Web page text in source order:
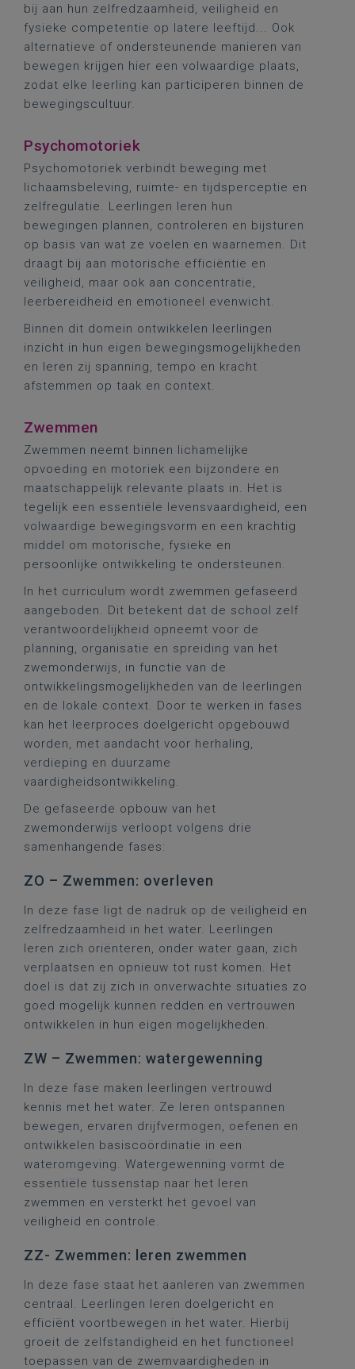
bij aan hun zelfredzaamheid, veiligheid en
fysieke competentie op latere leeftijd... Ook
alternatieve of ondersteunende manieren van
bewegen krijgen hier een volwaardige plaats,
zodat elke leerling kan participeren binnen de
bewegingscultuur.
Psychomotoriek
Psychomotoriek verbindt beweging met
lichaamsbeleving, ruimte- en tijdsperceptie en
zelfregulatie. Leerlingen leren hun
bewegingen plannen, controleren en bijsturen
op basis van wat ze voelen en waarnemen. Dit
draagt bij aan motorische efficiëntie en
veiligheid, maar ook aan concentratie,
leerbereidheid en emotioneel evenwicht.
Binnen dit domein ontwikkelen leerlingen
inzicht in hun eigen bewegingsmogelijkheden
en leren zij spanning, tempo en kracht
afstemmen op taak en context.
Zwemmen
Zwemmen neemt binnen lichamelijke
opvoeding en motoriek een bijzondere en
maatschappelijk relevante plaats in. Het is
tegelijk een essentiële levensvaardigheid, een
volwaardige bewegingsvorm en een krachtig
middel om motorische, fysieke en
persoonlijke ontwikkeling te ondersteunen.
In het curriculum wordt zwemmen gefaseerd
aangeboden. Dit betekent dat de school zelf
verantwoordelijkheid opneemt voor de
planning, organisatie en spreiding van het
zwemonderwijs, in functie van de
ontwikkelingsmogelijkheden van de leerlingen
en de lokale context. Door te werken in fases
kan het leerproces doelgericht opgebouwd
worden, met aandacht voor herhaling,
verdieping en duurzame
vaardigheidsontwikkeling.
De gefaseerde opbouw van het
zwemonderwijs verloopt volgens drie
samenhangende fases:
ZO – Zwemmen: overleven
In deze fase ligt de nadruk op de veiligheid en
zelfredzaamheid in het water. Leerlingen
leren zich oriënteren, onder water gaan, zich
verplaatsen en opnieuw tot rust komen. Het
doel is dat zij zich in onverwachte situaties zo
goed mogelijk kunnen redden en vertrouwen
ontwikkelen in hun eigen mogelijkheden.
ZW – Zwemmen: watergewenning
In deze fase maken leerlingen vertrouwd
kennis met het water. Ze leren ontspannen
bewegen, ervaren drijfvermogen, oefenen en
ontwikkelen basiscoördinatie in een
wateromgeving. Watergewenning vormt de
essentiële tussenstap naar het leren
zwemmen en versterkt het gevoel van
veiligheid en controle.
ZZ- Zwemmen: leren zwemmen
In deze fase staat het aanleren van zwemmen
centraal. Leerlingen leren doelgericht en
efficiënt voortbewegen in het water. Hierbij
groeit de zelfstandigheid en het functioneel
toepassen van de zwemvaardigheden in